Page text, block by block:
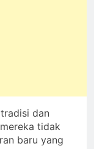
dan
tidak
baru yang